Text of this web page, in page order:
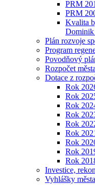
PRM
PRM
Kvalita
Dominik
Plán rozvoje
Program
Povodňový
Rozpočet města
Dotace z
Rok
Rok
Rok
Rok
Rok
Rok
Rok
Rok
Rok
Investice,
Vyhlášky města